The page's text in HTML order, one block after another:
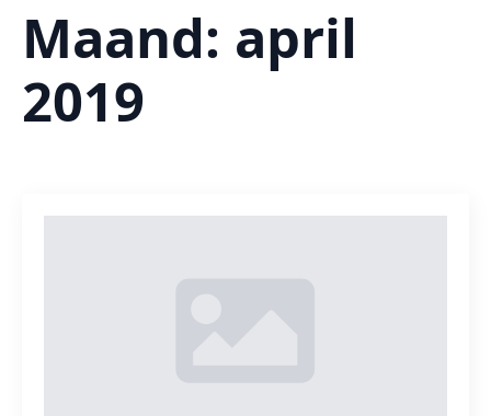
Maand: april
2019